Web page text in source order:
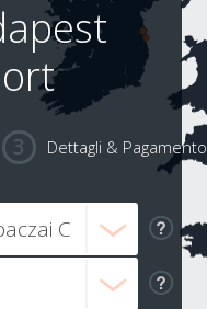
Dettagli & Pagamento